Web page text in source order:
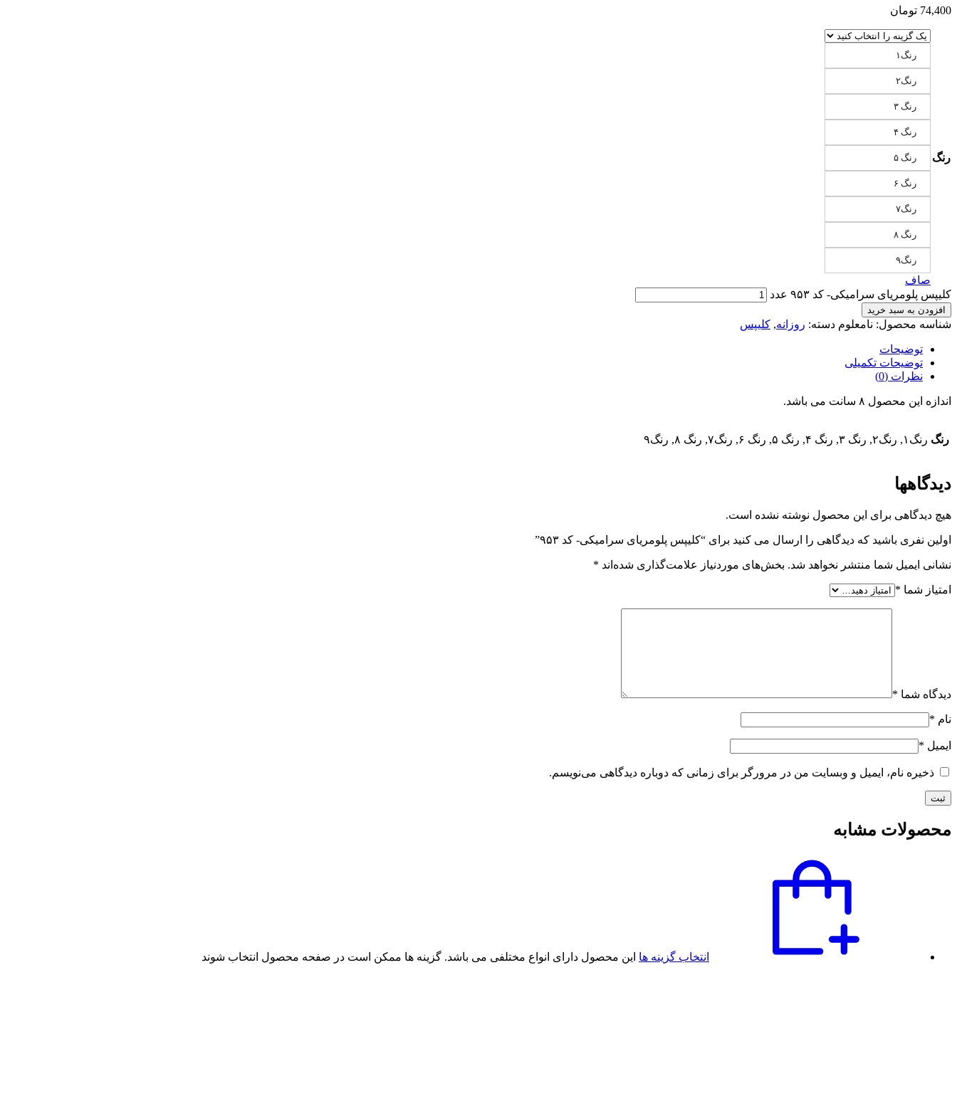
74,400 تومان
رنگ
رنگ۱
رنگ۲
رنگ ۳
رنگ ۴
رنگ ۵
رنگ ۶
رنگ۷
رنگ ۸
رنگ۹
صاف
کلیپس پلومریای سرامیکی- کد ۹۵۳ عدد
افزودن به سبد خرید
شناسه محصول: نامعلوم دسته: روزانه, کلیپس
توضیحات
توضیحات تکمیلی
نظرات (0)
اندازه این محصول ۸ سانت می باشد.
رنگ رنگ۱, رنگ۲, رنگ ۳, رنگ ۴, رنگ ۵, رنگ ۶, رنگ۷, رنگ ۸, رنگ۹
دیدگاهها
هیچ دیدگاهی برای این محصول نوشته نشده است.
اولین نفری باشید که دیدگاهی را ارسال می کنید برای “کلیپس پلومریای سرامیکی- کد ۹۵۳”
نشانی ایمیل شما منتشر نخواهد شد. بخش‌های موردنیاز علامت‌گذاری شده‌اند *
امتیاز شما *
دیدگاه شما *
نام *
ایمیل *
ذخیره نام، ایمیل و وبسایت من در مرورگر برای زمانی که دوباره دیدگاهی می‌نویسم.
محصولات مشابه
انتخاب گزینه ها این محصول دارای انواع مختلفی می باشد. گزینه ها ممکن است در صفحه محصول انتخاب شوند